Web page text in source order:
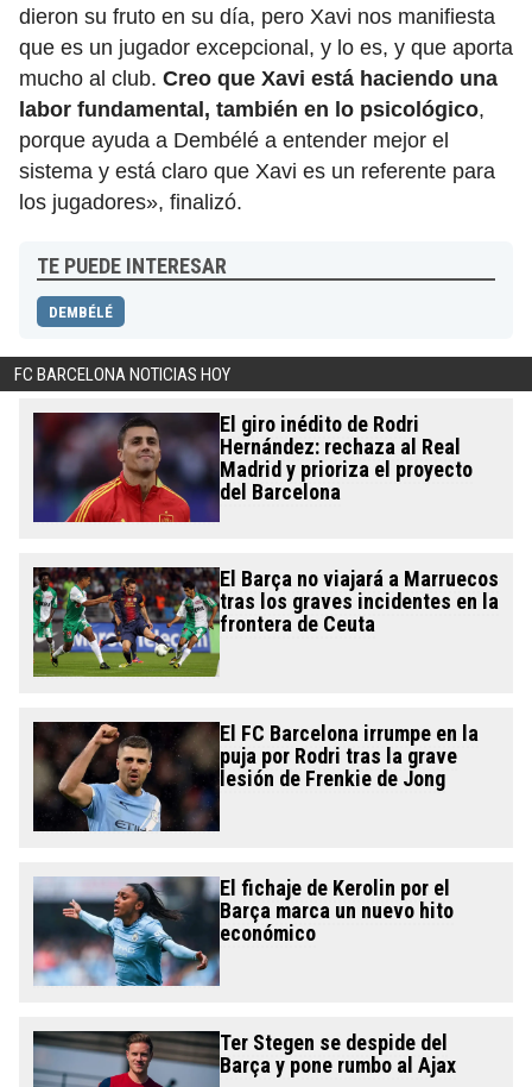
dieron su fruto en su día, pero Xavi nos manifiesta
que es un jugador excepcional, y lo es, y que aporta
mucho al club. Creo que Xavi está haciendo una
labor fundamental, también en lo psicológico,
porque ayuda a Dembélé a entender mejor el
sistema y está claro que Xavi es un referente para
los jugadores», finalizó.
TE PUEDE INTERESAR
DEMBÉLÉ
FC BARCELONA NOTICIAS HOY
El giro inédito de Rodri
Hernández: rechaza al Real
Madrid y prioriza el proyecto
del Barcelona
El Barça no viajará a Marruecos
tras los graves incidentes en la
frontera de Ceuta
El FC Barcelona irrumpe en la
puja por Rodri tras la grave
lesión de Frenkie de Jong
El fichaje de Kerolin por el
Barça marca un nuevo hito
económico
Ter Stegen se despide del
Barça y pone rumbo al Ajax